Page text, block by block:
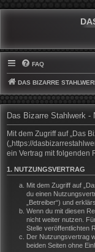
FAQ
DAS BIZARRE
Das Bizarre Stahlwerk -
Mit dem Zugriff auf „Das
(„https://
ein Vertrag mit folgenden
1. NUTZUNGSVERTRAG
Mit dem Zugriff auf
du einen
„Betreiber“) und
Wenn du mit diesen
nicht weiter nutzen.
Stelle veröffentlichten
Der Nutzungsvertrag
beiden Seiten ohne